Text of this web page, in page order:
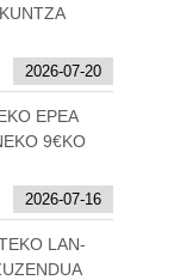
2026-07-20
EPEA
9€KO
2026-07-16
LAN-